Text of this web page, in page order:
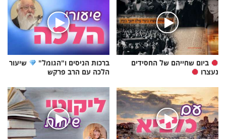
ביום שחייהם של החסידים
נעצרו
ברכות הניסים ו"הגומל"
שיעור
הלכה עם הרב פרקש